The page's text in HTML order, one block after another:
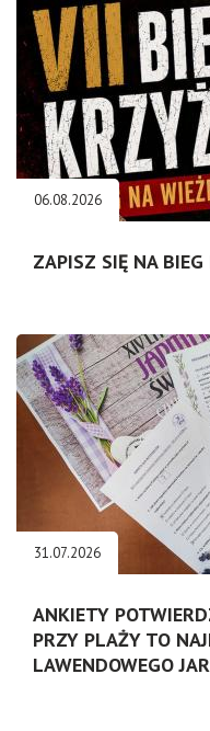
06.08.2026
ZAPISZ SIĘ NA
31.07.2026
ANKIETY
PRZY PLAŻY TO
LAWENDOWEGO